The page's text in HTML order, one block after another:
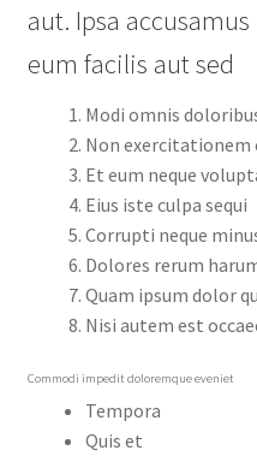
aut. Ipsa
eum facilis aut sed
Modi omnis
Non exercitationem
Et eum neque
Eius iste culpa sequi
Corrupti neque
Dolores rerum
Quam ipsum dolor
Nisi autem est
Commodi impedit doloremque eveniet
Tempora
Quis et